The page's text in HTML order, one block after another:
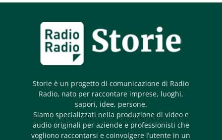
Storie è un progetto di comunicazione di Radio
Radio, nato per raccontare imprese, luoghi,
sapori, idee, persone.
Siamo specializzati nella produzione di video e
audio originali per aziende e professionisti che
vogliono raccontarsi e coinvolgere l’utente in un